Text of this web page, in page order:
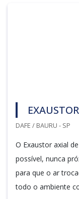
DAFE / BAURU - SP
O Exaustor axial
possível, nunca
para que o ar
todo o ambiente